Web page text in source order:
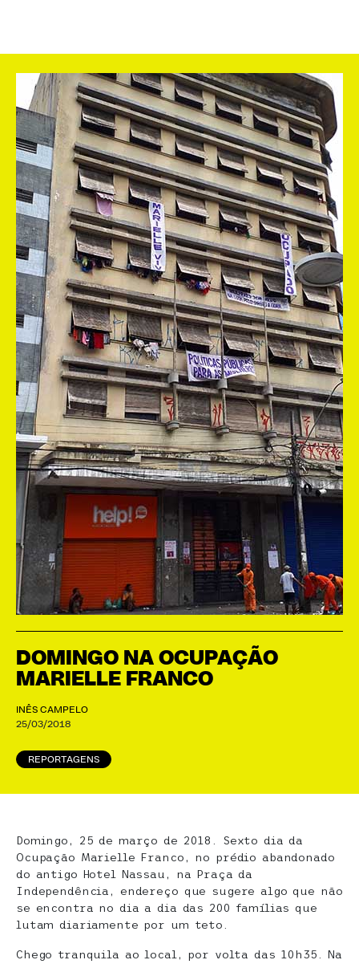
DOMINGO NA OCUPAÇÃO
MARIELLE FRANCO
INÊS CAMPELO
25/03/2018
REPORTAGENS
Domingo, 25 de março de 2018. Sexto dia da
Ocupação Marielle Franco, no prédio abandonado
do antigo Hotel Nassau, na Praça da
Independência, endereço que sugere algo que não
se encontra no dia a dia das 200 famílias que
lutam diariamente por um teto.
Chego tranquila ao local, por volta das 10h35. Na